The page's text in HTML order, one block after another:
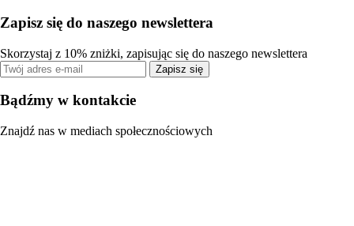
Zapisz się do naszego newslettera
Skorzystaj z 10% zniżki, zapisując się do naszego newslettera
Zapisz się
Bądźmy w kontakcie
Znajdź nas w mediach społecznościowych